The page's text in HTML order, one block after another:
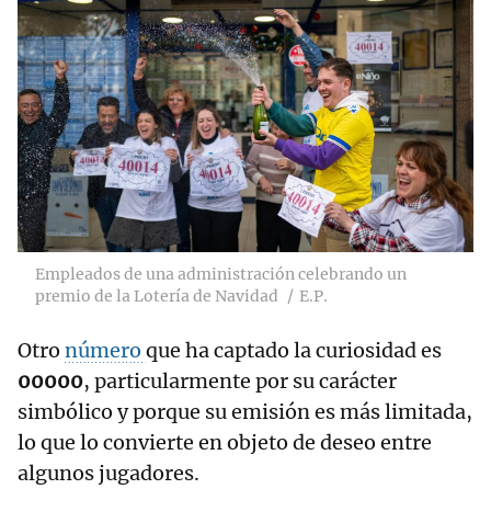
Empleados de una administración celebrando un
premio de la Lotería de Navidad
E.P.
Otro número que ha captado la curiosidad es
00000, particularmente por su carácter
simbólico y porque su emisión es más limitada,
lo que lo convierte en objeto de deseo entre
algunos jugadores.